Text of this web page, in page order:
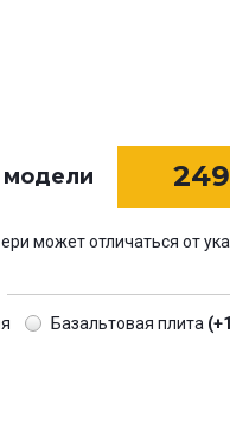
модели
может отличаться от
Базальтовая плита